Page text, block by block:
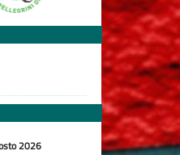
2026